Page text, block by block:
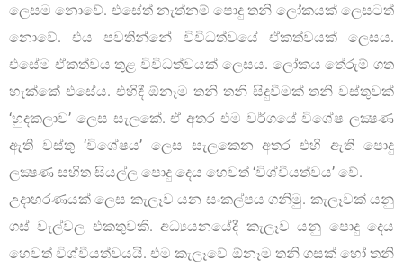
ලෙසම නොවේ. එසේත් නැත්නම් පොදු තනි ලෝකයක් ලෙසටත්
නොවේ. එය පවතින්නේ විවිධත්වයේ ඒකත්වයක් ලෙසය.
එසේම ඒකත්වය තුළ විවිධත්වයක් ලෙසය. ලෝකය තේරුම් ගත
හැක්කේ එසේය. එහිදී ඕනෑම තනි තනි සිදුවීමක් තනි වස්තුවක්
‘හුදකලාව’ ලෙස සැලකේ. ඒ අතර එම වර්ගයේ විශේෂ ලක්‍ෂණ
ඇති වස්තු ‘විශේෂය’ ලෙස සැලකෙන අතර එහි ඇති පොදු
ලක්‍ෂණ සහිත සියල්ල පොදු දෙය හෙවත් ‘විශ්වීයත්වය’ වේ.
උදාහරණයක් ලෙස කැලෑව යන සංකල්පය ගනිමු. කැලෑවක් යනු
ගස් වැල්වල එකතුවකි. අධ්‍යයනයේදී කැලෑව යනු පොදු දෙය
හෙවත් විශ්වීයත්වයයි. එම කැලෑවේ ඕනෑම තනි ගසක් හෝ තනි